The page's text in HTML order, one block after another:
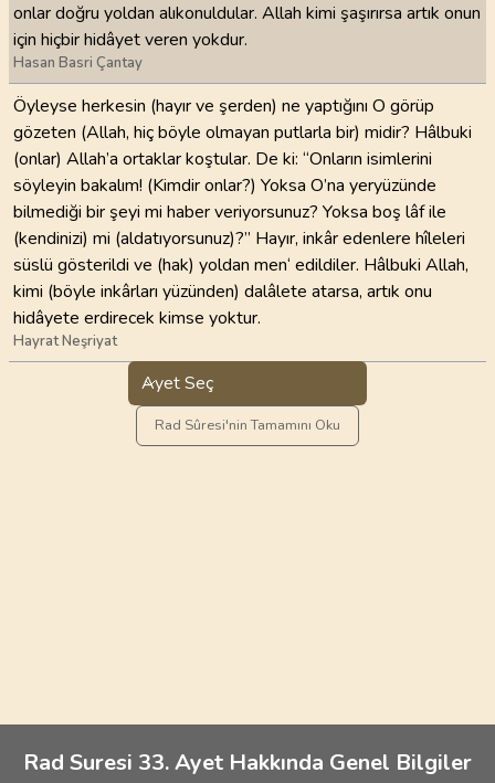
onlar doğru yoldan alıkonuldular. Allah kimi şaşırırsa artık onun
için hiçbir hidâyet veren yokdur.
Hasan Basri Çantay
Öyleyse herkesin (hayır ve şerden) ne yaptığını O görüp
gözeten (Allah, hiç böyle olmayan putlarla bir) midir? Hâlbuki
(onlar) Allah’a ortaklar koştular. De ki: “Onların isimlerini
söyleyin bakalım! (Kimdir onlar?) Yoksa O’na yeryüzünde
bilmediği bir şeyi mi haber veriyorsunuz? Yoksa boş lâf ile
(kendinizi) mi (aldatıyorsunuz)?” Hayır, inkâr edenlere hîleleri
süslü gösterildi ve (hak) yoldan men‘ edildiler. Hâlbuki Allah,
kimi (böyle inkârları yüzünden) dalâlete atarsa, artık onu
hidâyete erdirecek kimse yoktur.
Hayrat Neşriyat
Ayet Seç
Rad Sûresi'nin Tamamını Oku
Rad Suresi 33. Ayet Hakkında Genel Bilgiler